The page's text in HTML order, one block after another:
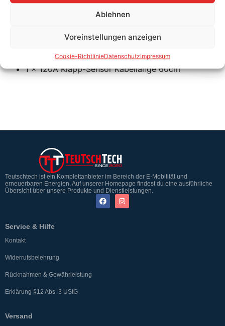
Ablehnen
Voreinstellungen anzeigen
Cookie-RichtlinieDatenschutzImpressum
Klapp-Stromsensor für mehrphasige Strommessung mit
Bei 3 Phasiger Messung werden die 3 Phasen summiert!
Lieferumfang
1 x 120A Klapp-Sensor Kabellänge 60cm
Teutschtech ist ein Komplettanbieter im Bereich der E-Mobilität und
erneuerbaren Energien. Auf unserer Homepage findest du eine ausführliche
Übersicht über unsere Produkte und Dienstleistungen.
Service & Hilfe
Kontakt
Widerrufsbelehrung
Rücknahmen & Gewährleistung
Erklärung §12 Abs. 3 UStG
Versand